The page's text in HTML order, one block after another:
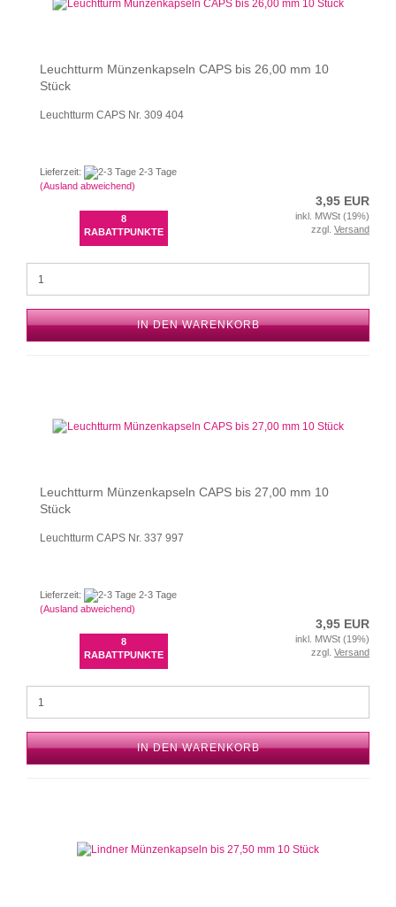
Leuchtturm Münzenkapseln CAPS bis 26,00 mm 10
Stück
Leuchtturm CAPS Nr. 309 404
Lieferzeit:
2-3 Tage
(Ausland abweichend)
8
RABATTPUNKTE
3,95 EUR
inkl. MWSt (19%)
zzgl. Versand
IN DEN WARENKORB
Leuchtturm Münzenkapseln CAPS bis 27,00 mm 10
Stück
Leuchtturm CAPS Nr. 337 997
Lieferzeit:
2-3 Tage
(Ausland abweichend)
8
RABATTPUNKTE
3,95 EUR
inkl. MWSt (19%)
zzgl. Versand
IN DEN WARENKORB